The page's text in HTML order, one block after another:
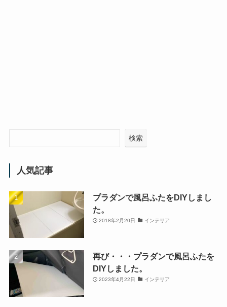
検索
人気記事
プラダンで風呂ふたをDIYしまし
た。
2018年2月20日 インテリア
再び・・・プラダンで風呂ふたを
DIYしました。
2023年4月22日 インテリア